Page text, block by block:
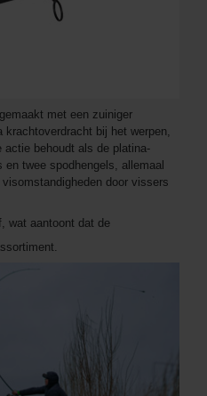
met een zuiniger
bij het werpen,
behoudt als de platina-
twee spodhengels, allemaal
door vissers
wat aantoont dat de